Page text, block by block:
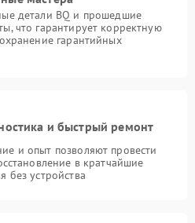
детали BQ и прошедшие
что гарантирует корректную
гарантийных
и быстрый ремонт
и опыт позволяют провести
в кратчайшие
без устройства